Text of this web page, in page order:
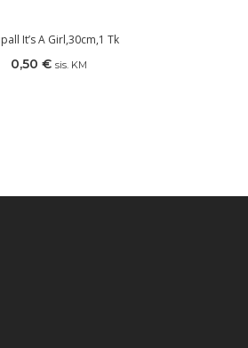
It’s A Girl,30cm,1 Tk
0,50 € sis. KM